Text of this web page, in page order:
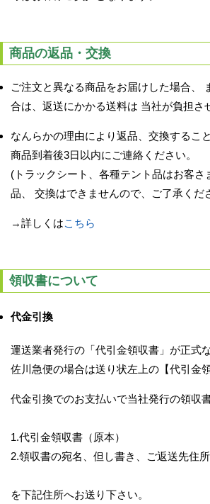
商品の返品・交換
ご注文と異なる商品をお届けした場合、
合は、返送にかかる送料は 当社が負担さ
なんらかの理由により返品、交換するこ
商品到着後3日以内にご連絡ください。
(トラックシート、各種テント品はお客さ
品、 交換はできませんので、ご了承くだ
→詳しくはこちら
領収書について
代金引換
運送業者発行の「代引金領収書」が正式
佐川急便の場合は送り状左上の【代引金
代金引換でのお支払いで当社発行の領収
1.代引金領収書（原本）
2.領収書の宛名、但し書き、ご返送先住
を下記住所へお送り下さい。